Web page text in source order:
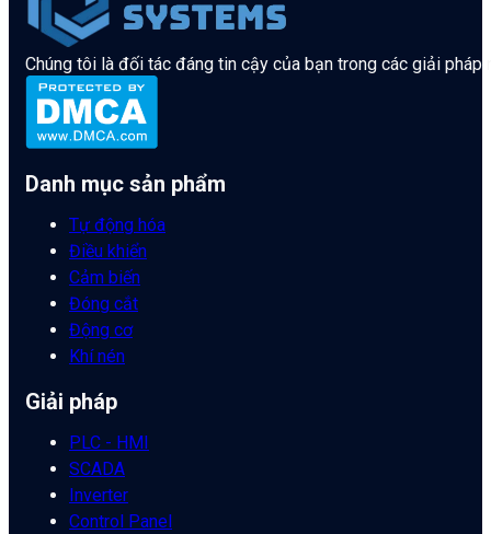
Chúng tôi là đối tác đáng tin cậy của bạn trong các giải pháp
Danh mục sản phẩm
Tự động hóa
Điều khiển
Cảm biến
Đóng cắt
Động cơ
Khí nén
Giải pháp
PLC - HMI
SCADA
Inverter
Control Panel